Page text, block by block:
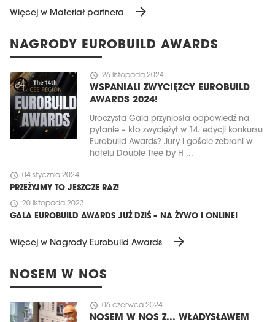
Więcej w Materiał partnera arrow_forward
NAGRODY EUROBUILD AWARDS
schedule 26 listopada 2024
WSPANIALI ZWYCIĘZCY EUROBUILD
AWARDS 2024!
Uroczysta Gala przyniosła odpowiedź na
pytanie – kto zwyciężył w 14. edycji konkursu
Eurobuild Awards? Jury i goście zebrani w
hotelu Double Tree by H ...
schedule 04 stycznia 2024
PRZEŻYJMY TO JESZCZE RAZ!
schedule 20 listopada 2023
GALA EUROBUILD AWARDS JUŻ DZIŚ – NA ŻYWO I ONLINE!
Więcej w Nagrody Eurobuild Awards arrow_forward
NOSEM W NOS
schedule 06 czerwca 2024
NOSEM W NOS Z... WŁADYSŁAWEM